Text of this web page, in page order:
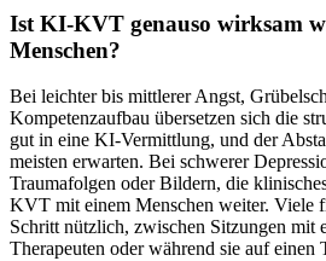
Ist KI-KVT genauso wirksam
Menschen?
Bei leichter bis mittlerer Angst,
Kompetenzaufbau übersetzen sich die
gut in eine KI-Vermittlung, und der
meisten erwarten. Bei schwerer
Traumafolgen oder Bildern, die
KVT mit einem Menschen weiter. Viele
Schritt nützlich, zwischen Sitzungen mit
Therapeuten oder während sie auf einen